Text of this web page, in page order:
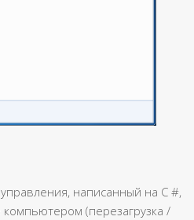
написанный на C #,
(перезагрузка /